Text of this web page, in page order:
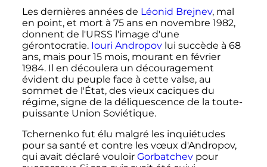
Les dernières années de Léonid Brejnev, mal
en point, et mort à 75 ans en novembre 1982,
donnent de l'URSS l'image d'une
gérontocratie. Iouri Andropovlui succède à 68
ans, mais pour 15 mois, mourant en février
1984. Il en découlera un découragement
évident du peuple face à cette valse, au
sommet de l'État, des vieux caciques du
régime, signe de la déliquescence de la toute-
puissante Union Soviétique.
Tchernenko fut élu malgré les inquiétudes
pour sa santé et contre les vœux d'Andropov,
qui avait déclaré vouloir Gorbatchevpour